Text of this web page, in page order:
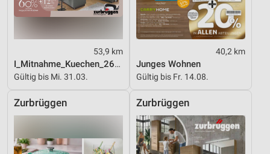
53,9 km
I_Mitnahme_Kuechen_26_ES
Gültig bis Mi. 31.03.
40,2 km
Junges Wohnen
Gültig bis Fr. 14.08.
Zurbrüggen Zurbrüggen